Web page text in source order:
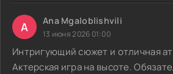
A Ana Mgaloblishvili
13 июня 2026 01:00
Интригующий сюжет и отличная
Актерская игра на высоте.